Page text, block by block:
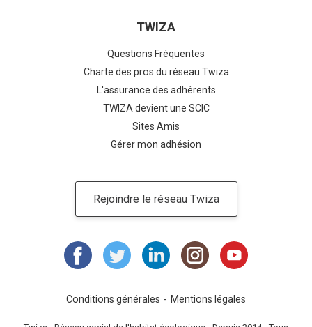
TWIZA
Questions Fréquentes
Charte des pros du réseau Twiza
L'assurance des adhérents
TWIZA devient une SCIC
Sites Amis
Gérer mon adhésion
Rejoindre le réseau Twiza
Conditions générales Mentions légales